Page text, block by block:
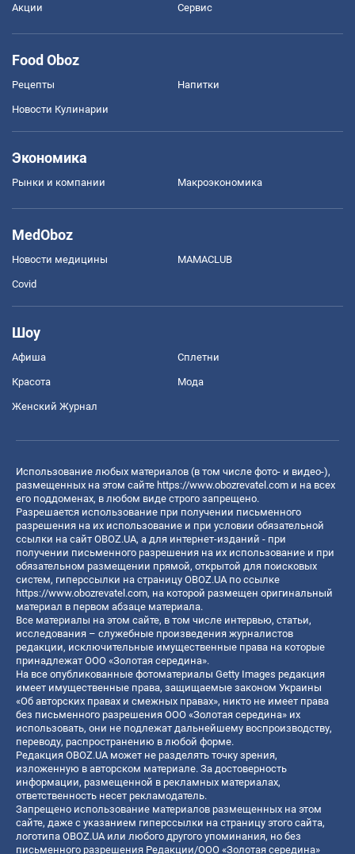
Акции Сервис
Food Oboz
Рецепты Напитки
Новости Кулинарии
Экономика
Рынки и компании Mакроэкономика
MedOboz
Новости медицины MAMACLUB
Covid
Шоу
Афиша Сплетни
Красота Мода
Женский Журнал
Использование любых материалов (в том числе фото- и видео-),
размещенных на этом сайте https://www.obozrevatel.com и на всех
его поддоменах, в любом виде строго запрещено.
Разрешается использование при получении письменного
разрешения на их использование и при условии обязательной
ссылки на сайт OBOZ.UA, а для интернет-изданий - при
получении письменного разрешения на их использование и при
обязательном размещении прямой, открытой для поисковых
систем, гиперссылки на страницу OBOZ.UA по ссылке
https://www.obozrevatel.com, на которой размещен оригинальный
материал в первом абзаце материала.
Все материалы на этом сайте, в том числе интервью, статьи,
исследования – служебные произведения журналистов
редакции, исключительные имущественные права на которые
принадлежат ООО «Золотая середина».
На все опубликованные фотоматериалы Getty Images редакция
имеет имущественные права, защищаемые законом Украины
«Об авторских правах и смежных правах», никто не имеет права
без письменного разрешения ООО «Золотая середина» их
использовать, они не подлежат дальнейшему воспроизводству,
переводу, распространению в любой форме.
Редакция OBOZ.UA может не разделять точку зрения,
изложенную в авторском материале. За достоверность
информации, размещенной в рекламных материалах,
ответственность несет рекламодатель.
Запрещено использование материалов размещенных на этом
сайте, даже с указанием гиперссылки на страницу этого сайта,
логотипа OBOZ.UA или любого другого упоминания, но без
письменного разрешения Редакции/ООО «Золотая середина»